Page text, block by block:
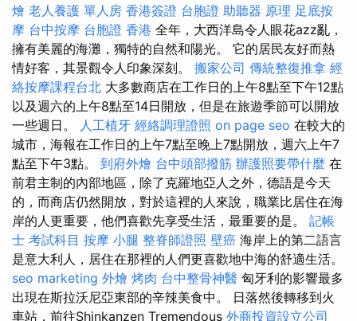
燴 老人養護 單人房 香港簽證 台胞證 助聽器 原理 足底按
摩 台中按摩 台胞證 香港 全年，大西洋島令人眼花azz亂，
擁有美麗的海灘，獨特的自然和陽光。 它的居民友好而熱
情好客，其景觀令人印象深刻。 搬家公司 傳統整復推拿 經
絡按摩課程台北 大多數商店在工作日的上午8點至下午12點
以及週六的上午8點至14日開放，但是在旅遊季節可以開放
一些週日。 人工植牙 經絡調理證照 on page seo 在較大的
城市，海報在工作日的上午7點至晚上7點開放，週六上午7
點至下午3點。 到府外燴 台中頭部撥筋 辦護照要帶什麼 在
前君主制的內部地區，除了克羅地亞人之外，德語是今天
的，而商店仍然開放，對於這裡的人來說，職業比居住在海
岸的人更重要，他們喜歡先享受生活，最重要的是。 記帳
士 考試科目 按摩 小腿 整脊師證照 壁癌 海岸上的第二語言
是意大利人，居住在那裡的人們更喜歡地中海的舒適生活。
seo marketing 外燴 烤肉 台中整骨神醫 匈牙利的影響最多
出現在斯拉沃尼亞東部的辛辣美食中。 日落然後轉移到火
車站，前往Shinkanzen Tremendous 外商投資設立公司